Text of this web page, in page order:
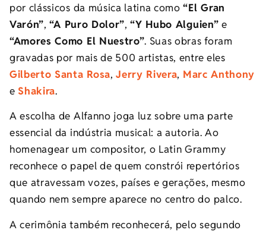
por clássicos da música latina como“El Gran
Varón”,“A Puro Dolor”,“Y Hubo Alguien” e
“Amores Como El Nuestro”. Suas obras foram
gravadas por mais de 500 artistas, entre eles
Gilberto Santa Rosa, Jerry Rivera, Marc Anthony
e Shakira.
A escolha de Alfanno joga luz sobre uma parte
essencial da indústria musical: a autoria. Ao
homenagear um compositor, o Latin Grammy
reconhece o papel de quem constrói repertórios
que atravessam vozes, países e gerações, mesmo
quando nem sempre aparece no centro do palco.
A cerimônia também reconhecerá, pelo segundo